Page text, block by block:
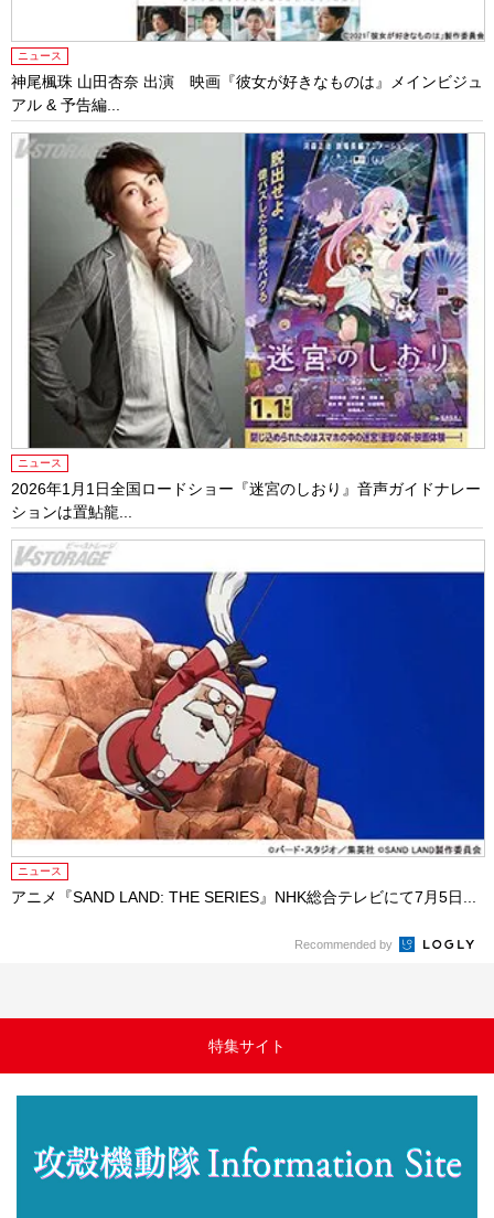
ニュース
神尾楓珠 山田杏奈 出演 映画『彼女が好きなものは』メインビジュ
アル & 予告編...
ニュース
2026年1月1日全国ロードショー『迷宮のしおり』音声ガイドナレー
ションは置鮎龍...
ニュース
アニメ『SAND LAND: THE SERIES』NHK総合テレビにて7月5日...
Recommended by
特集サイト